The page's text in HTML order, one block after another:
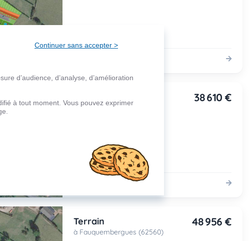
à Fauquembergues (62560)
38 610 €
Terrain
à Fauquembergues (62560)
48 956 €
Continuer sans accepter >
d’audience, d’analyse, d’amélioration
à tout moment. Vous pouvez exprimer